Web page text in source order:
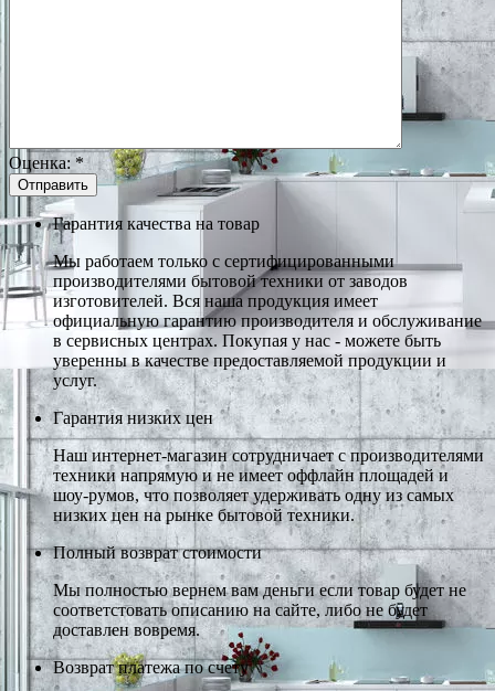
Оценка:*
Гарантия качества на товар
Мы работаем только с сертифицированными
производителями бытовой техники от заводов
изготовителей. Вся наша продукция имеет
официальную гарантию производителя и обслуживание
в сервисных центрах. Покупая у нас - можете быть
уверенны в качестве предоставляемой продукции и
услуг.
Гарантия низких цен
Наш интернет-магазин сотрудничает с производителями
техники напрямую и не имеет оффлайн площадей и
шоу-румов, что позволяет удерживать одну из самых
низких цен на рынке бытовой техники.
Полный возврат стоимости
Мы полностью вернем вам деньги если товар будет не
соответстовать описанию на сайте, либо не будет
доставлен вовремя.
Возврат платежа по счету